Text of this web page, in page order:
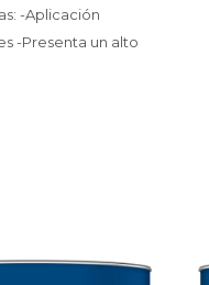
-Aplicación
-Presenta un alto